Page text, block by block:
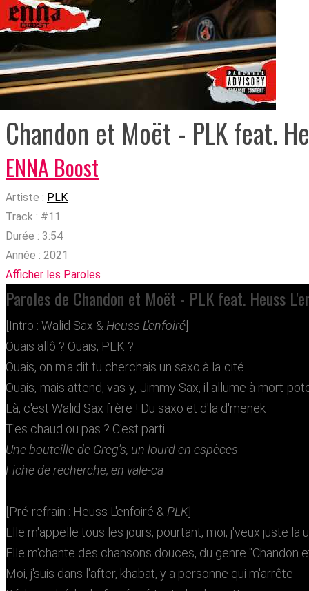
Chandon et Moët - PLK feat.
ENNA Boost
Artiste : PLK
Track : #11
Durée : 3:54
Année : 2021
Afficher les Paroles
Paroles de Chandon et Moët - PLK feat. Heuss
[Intro : Walid Sax & Heuss L'enfoiré
Ouais allô ? Ouais, PLK ?
Ouais, on m'a dit tu cherchais un saxo à la cité
Ouais, mais attend, vas-y, Jimmy Sax, il allume à mort
Là, c'est Walid Sax frère ! Du saxo et d'la d'menek
T'es chaud ou pas ? C'est parti
Une bouteille de Greg's, un lourd en espèces
Fiche de recherche, en vale-ca
[Pré-refrain : Heuss L'enfoiré & PLK]
Elle m'appelle tous les jours, pourtant, moi, j'veux juste la
Elle m'chante des chansons douces, du genre "Chandon
Moi, j'suis dans l'after, khabat, y a personne qui m'arrête